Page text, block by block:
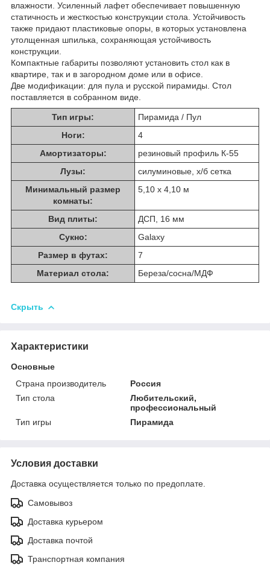
влажности. Усиленный лафет обеспечивает повышенную
статичность и жесткостью конструкции стола. Устойчивость
также придают пластиковые опоры, в которых установлена
утолщенная шпилька, сохраняющая устойчивость
конструкции.
Компактные габариты позволяют установить стол как в
квартире, так и в загородном доме или в офисе.
Две модификации: для пула и русской пирамиды. Стол
поставляется в собранном виде.
Тип игры:
Пирамида / Пул
Ноги:
4
Амортизаторы:
резиновый профиль К-55
Лузы:
силуминовые, х/б сетка
Минимальный размер
комнаты:
5,10 х 4,10 м
Вид плиты:
ДСП, 16 мм
Сукно:
Galaxy
Размер в футах:
7
Материал стола:
Береза/сосна/МДФ
Скрыть
Характеристики
Основные
Страна производитель
Россия
Тип стола
Любительский,
профессиональный
Тип игры
Пирамида
Условия доставки
Доставка осуществляется только по предоплате.
Самовывоз
Доставка курьером
Доставка почтой
Транспортная компания